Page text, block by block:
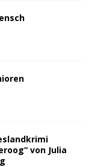
von Julia